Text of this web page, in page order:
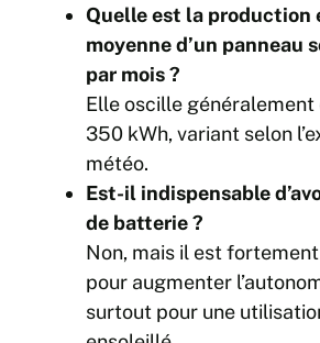
Quelle est la production
moyenne d’un panneau
par mois ?
Elle oscille
350 kWh, variant selon
météo.
Est-il indispensable
de batterie ?
Non, mais il est
pour augmenter
surtout pour une